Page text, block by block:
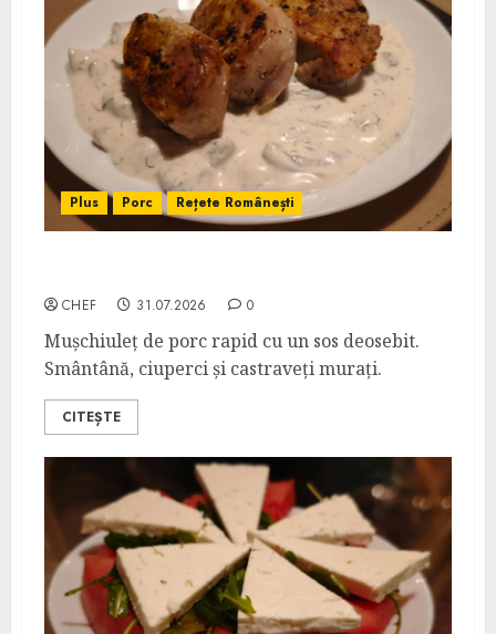
Plus Porc Rețete Românești
CHEF 31.07.2026 0
Mușchiuleț de porc rapid cu un sos deosebit.
Smântână, ciuperci și castraveți murați.
CITEȘTE